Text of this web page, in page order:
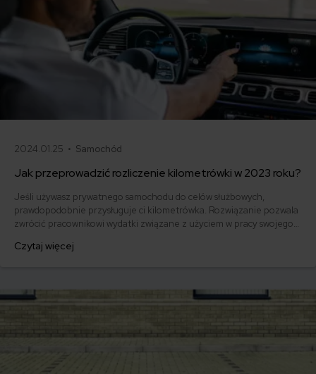
2024.01.25 • Samochód
Jak przeprowadzić rozliczenie kilometrówki w 2023 roku?
Jeśli używasz prywatnego samochodu do celów służbowych,
prawdopodobnie przysługuje ci kilometrówka. Rozwiązanie pozwala
zwrócić pracownikowi wydatki związane z użyciem w pracy swojego
stycznia 2023 roku doszło do jej podwyższenia. Dowiedz się, jak
Czytaj więcej